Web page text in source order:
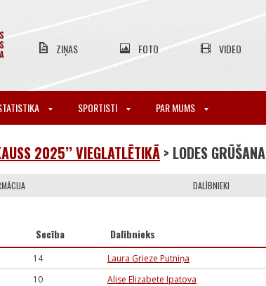
ZIŅAS FOTO VIDEO
SPORTISTI PAR MUMS
2025’’ VIEGLATLĒTIKĀ > LODES GRŪŠANA
DALĪBNIEKI
Secība Dalībnieks
14 Laura Grieze Putniņa
10 Alise Elizabete Ipatova